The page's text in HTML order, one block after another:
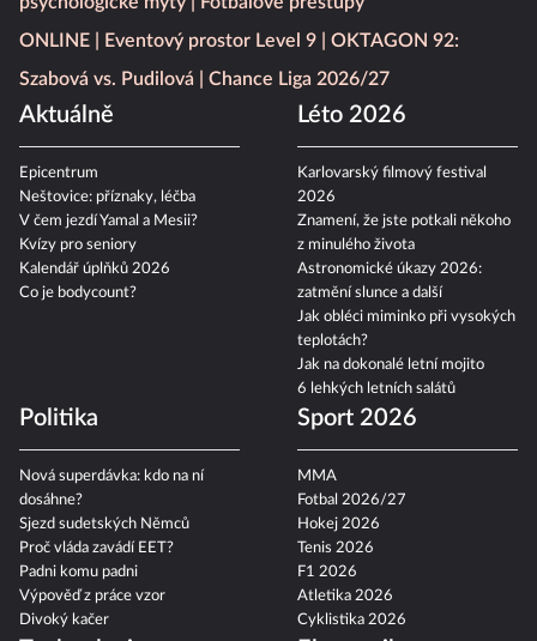
ONLINE
Eventový prostor Level 9
OKTAGON 92:
Szabová vs. Pudilová
Chance Liga 2026/27
Aktuálně
Epicentrum
Neštovice: příznaky, léčba
V čem jezdí Yamal a Mesii?
Kvízy pro seniory
Kalendář úplňků 2026
Co je bodycount?
Léto 2026
Karlovarský filmový festival
2026
Znamení, že jste potkali někoho
z minulého života
Astronomické úkazy 2026:
zatmění slunce a další
Jak obléci miminko při vysokých
teplotách?
Jak na dokonalé letní mojito
6 lehkých letních salátů
Politika
Nová superdávka: kdo na ní
dosáhne?
Sjezd sudetských Němců
Proč vláda zavádí EET?
Padni komu padni
Výpověď z práce vzor
Divoký kačer
Sport 2026
MMA
Fotbal 2026/27
Hokej 2026
Tenis 2026
F1 2026
Atletika 2026
Cyklistika 2026